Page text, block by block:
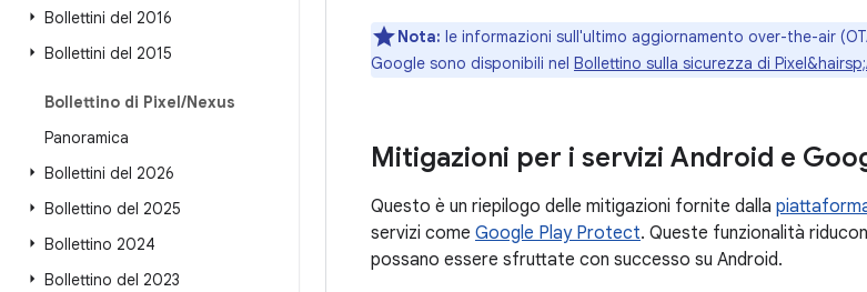
Bollettini del 2016
Bollettini del 2015
Bollettino di Pixel/Nexus
Panoramica
Bollettini del 2026
Bollettino del 2025
Bollettino 2024
Bollettino del 2023
Nota: le informazioni sull'ultimo aggiornamento over-the-air
Google sono disponibili nel Bollettino sulla sicurezza di
Mitigazioni per i servizi Android e
Questo è un riepilogo delle mitigazioni fornite dalla
servizi come Google Play Protect. Queste funzionalità
possano essere sfruttate con successo su Android.